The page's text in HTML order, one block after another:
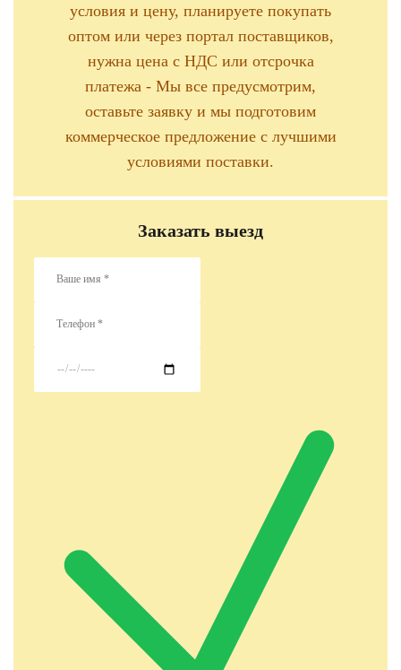
условия и цену, планируете покупать
оптом или через портал поставщиков,
нужна цена с НДС или отсрочка
платежа - Мы все предусмотрим,
оставьте заявку и мы подготовим
коммерческое предложение с лучшими
условиями поставки.
Заказать выезд